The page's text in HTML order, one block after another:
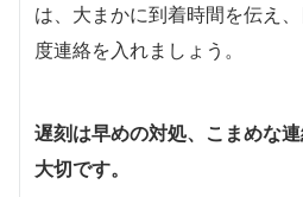
は、大まかに到着時間を伝え
度連絡を入れましょう。
遅刻は早めの対処、こまめな
大切です。